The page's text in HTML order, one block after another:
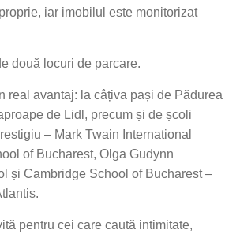
iar imobilul este monitorizat
două locuri de parcare.
real avantaj: la câțiva pași de Pădurea
de Lidl, precum și de școli
– Mark Twain International
of Bucharest, Olga Gudynn
și Cambridge School of Bucharest –
pentru cei care caută intimitate,